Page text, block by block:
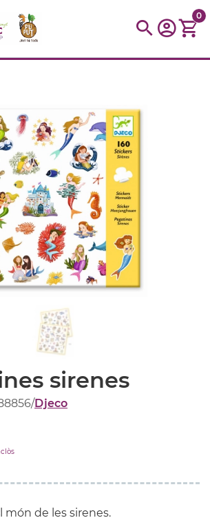
baldufa
cotxe
tinkering kit
Cuina
0
sirenes
/Djeco
món de les sirenes.